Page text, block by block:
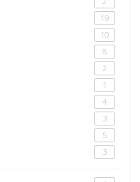
19
10
8
2
1
4
3
5
3